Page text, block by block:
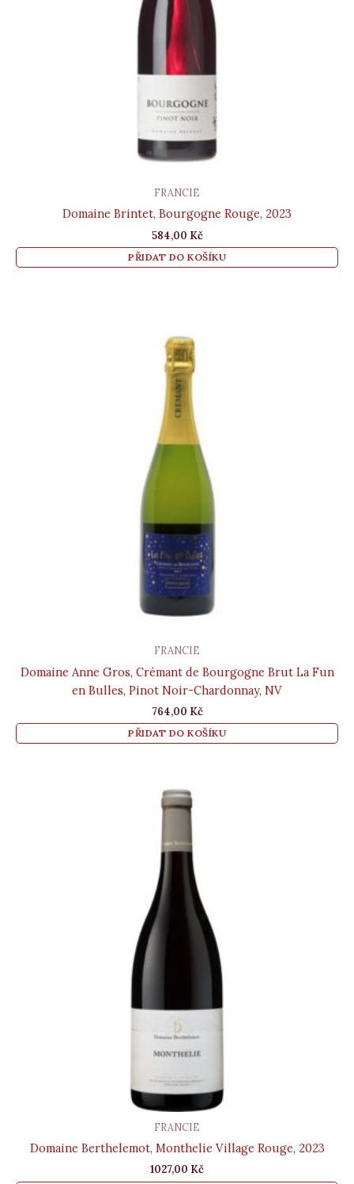
FRANCIE
Domaine Brintet, Bourgogne Rouge, 2023
584,00 Kč
PŘIDAT DO KOŠÍKU
FRANCIE
Domaine Anne Gros, Crémant de Bourgogne Brut La Fun
en Bulles, Pinot Noir-Chardonnay, NV
764,00 Kč
PŘIDAT DO KOŠÍKU
FRANCIE
Domaine Berthelemot, Monthelie Village Rouge, 2023
1027,00 Kč